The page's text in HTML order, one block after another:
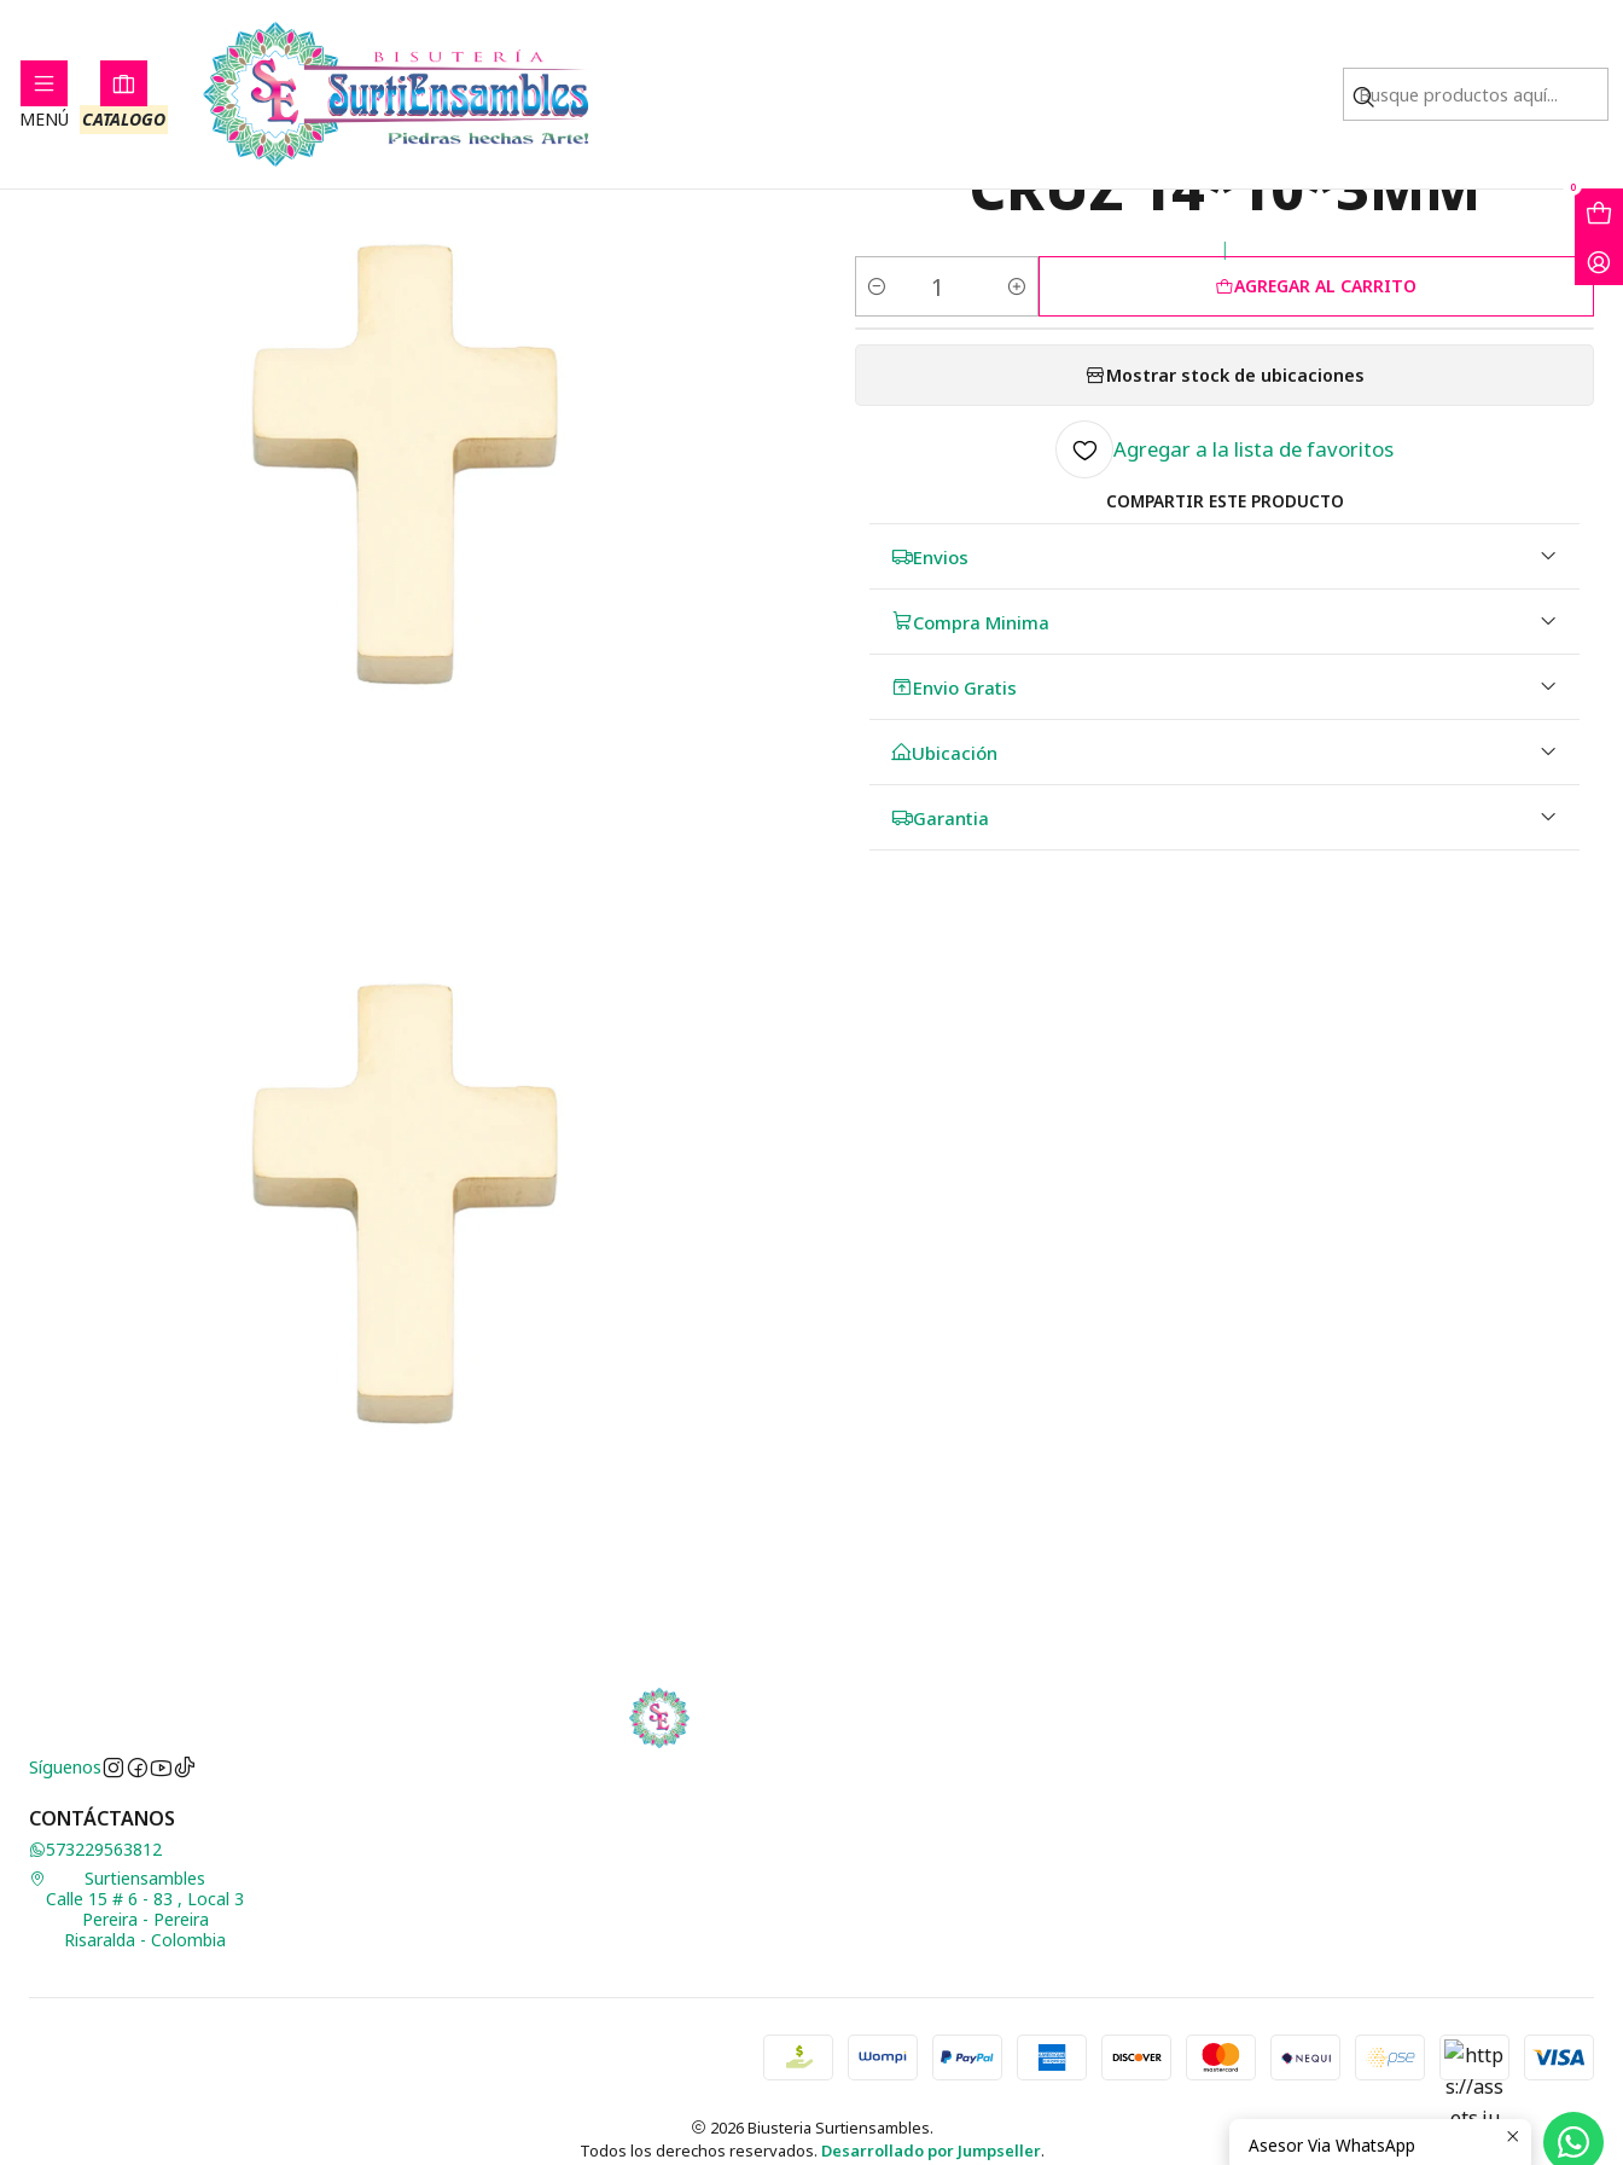
MENÚ CATALOGO
0
ACERO DORADO CENTRO
CRUZ 14*10*3MM
|
Cantidad
AGREGAR AL CARRITO
Mostrar stock de ubicaciones
Agregar a la lista de favoritos
COMPARTIR ESTE PRODUCTO
Envios
Compra Minima
Envio Gratis
Ubicación
Garantia
Síguenos
CONTÁCTANOS
573229563812
Surtiensambles
Calle 15 # 6 - 83 , Local 3
Pereira - Pereira
Risaralda - Colombia
2026 Biusteria Surtiensambles.
Todos los derechos reservados. Desarrollado por Jumpseller. Asesor Via WhatsApp